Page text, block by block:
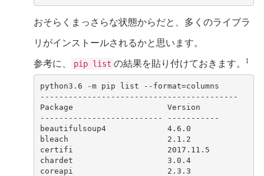
おそらくまっさらな状態からだと、多くのライブラ
リがインストールされるかと思います。
参考に、
pip list の結果を貼り付けておきます。 1
python3.6 -m pip list --format=columns
------------------------------------------
Package                    Version
-------------------------- -----------
beautifulsoup4             4.6.0
bleach                     2.1.2
certifi                    2017.11.5
chardet                    3.0.4
coreapi                    2.3.3